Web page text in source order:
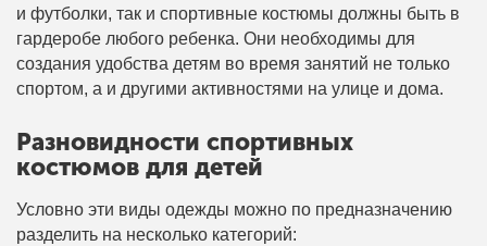
и футболки, так и спортивные костюмы должны быть в
гардеробе любого ребенка. Они необходимы для
создания удобства детям во время занятий не только
спортом, а и другими активностями на улице и дома.
Разновидности спортивных
костюмов для детей
Условно эти виды одежды можно по предназначению
разделить на несколько категорий: